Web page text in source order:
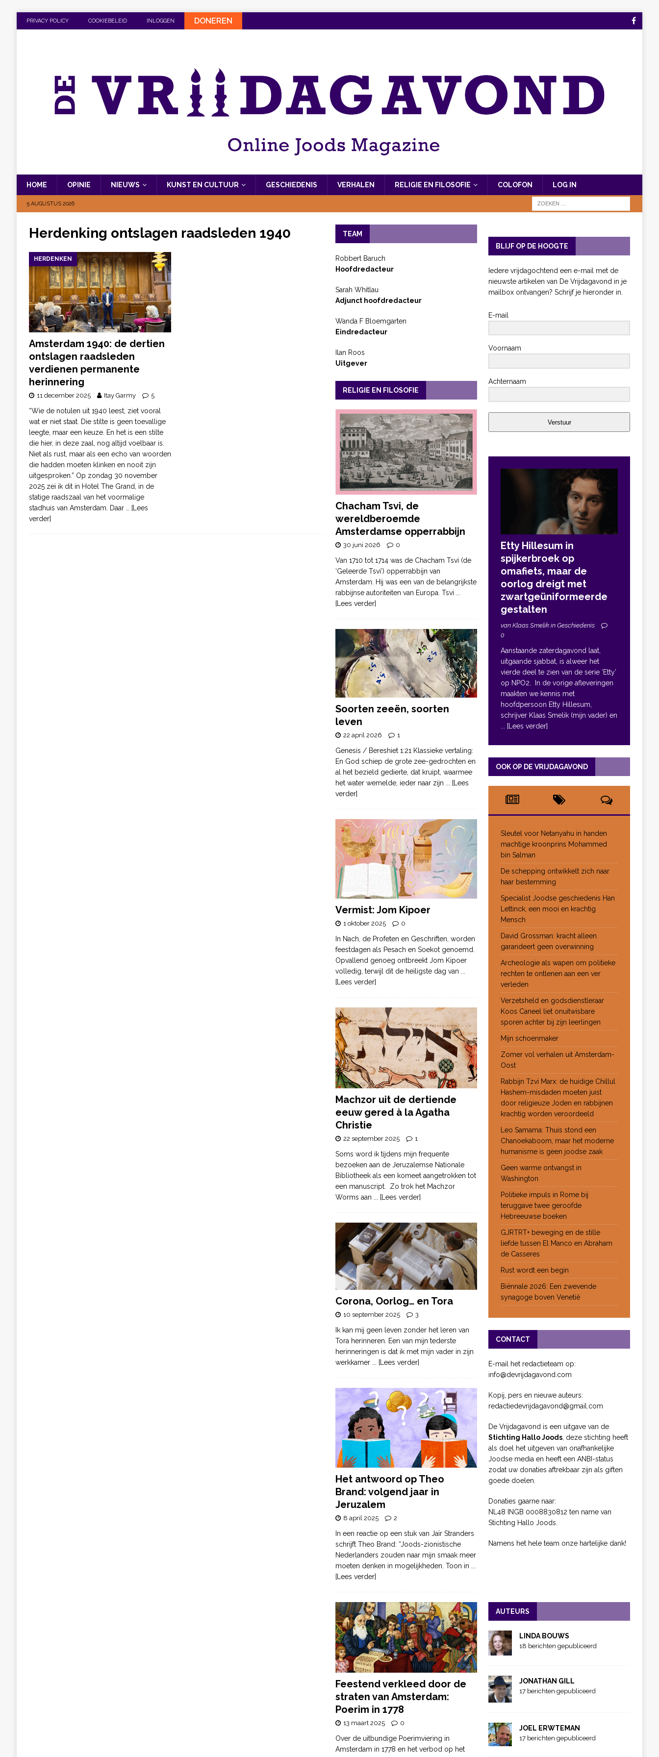
PRIVACY POLICY COOKIEBELEID INLOGGEN DONEREN
HOME OPINIE NIEUWS KUNST EN CULTUUR GESCHIEDENIS VERHALEN RELIGIE EN FILOSOFIE COLOFON LOG IN
5 AUGUSTUS 2026
Herdenking ontslagen raadsleden 1940
HERDENKEN
Amsterdam 1940: de dertien
ontslagen raadsleden
verdienen permanente
herinnering
11 december 2025 Itay Garmy 5
“Wie de notulen uit 1940 leest, ziet vooral
wat er niet staat. Die stilte is geen toevallige
leegte, maar een keuze. En het is een stilte
die hier, in deze zaal, nog altijd voelbaar is.
Niet als rust, maar als een echo van woorden
die hadden moeten klinken en nooit zijn
uitgesproken.” Op zondag 30 november
2025 zei ik dit in Hotel The Grand, in de
statige raadszaal van het voormalige
stadhuis van Amsterdam. Daar
… [Lees
verder]
TEAM
Robbert Baruch
Hoofdredacteur
Sarah Whitlau
Adjunct hoofdredacteur
Wanda F Bloemgarten
Eindredacteur
Ilan Roos
Uitgever
RELIGIE EN FILOSOFIE
Chacham Tsvi, de
wereldberoemde
Amsterdamse opperrabbijn
30 juni 2026 0
Van 1710 tot 1714 was de Chacham Tsvi (de
‘Geleerde Tsvi’) opperrabbijn van
Amsterdam. Hij was een van de belangrijkste
rabbijnse autoriteiten van Europa. Tsvi
[Lees verder]
Soorten zeeën, soorten
leven
22 april 2026 1
Genesis / Bereshiet 1:21 Klassieke vertaling:
En God schiep de grote zee-gedrochten en
al het bezield gedierte, dat kruipt, waarmee
het water wemelde, ieder naar zijn ... [Lees
verder]
Vermist: Jom Kipoer
1 oktober 2025 0
In Nach, de Profeten en Geschriften, worden
feestdagen als Pesach en Soekot genoemd.
Opvallend genoeg ontbreekt Jom Kipoer
volledig, terwijl dit de heiligste dag van
[Lees verder]
Machzor uit de dertiende
eeuw gered à la Agatha
Christie
22 september 2025 1
Soms word ik tijdens mijn frequente
bezoeken aan de Jeruzalemse Nationale
Bibliotheek als een komeet aangetrokken tot
een manuscript. Zo trok het Machzor
Worms aan ... [Lees verder]
Corona, Oorlog… en Tora
10 september 2025 3
Ik kan mij geen leven zonder het leren van
Tora herinneren. Een van mijn tederste
herinneringen is dat ik met mijn vader in zijn
werkkamer ... [Lees verder]
Het antwoord op Theo
Brand: volgend jaar in
Jeruzalem
8 april 2025 2
In een reactie op een stuk van Jaïr Stranders
schrijft Theo Brand: “Joods-zionistische
Nederlanders zouden naar mijn smaak meer
moeten denken in mogelijkheden. Toon in
[Lees verder]
Feestend verkleed door de
straten van Amsterdam:
Poerim in 1778
13 maart 2025 0
Over de uitbundige Poerimviering in
Amsterdam in 1778 en het verbod op het
BLIJF OP DE HOOGTE
Iedere vrijdagochtend een e-mail met de
nieuwste artikelen van De Vrijdagavond in je
mailbox ontvangen? Schrijf je hieronder in.
E-mail
Voornaam
Achternaam
Verstuur
Etty Hillesum in
spijkerbroek op
omafiets, maar de
oorlog dreigt met
zwartgeüniformeerde
gestalten
van Klaas Smelik in Geschiedenis
0
Aanstaande zaterdagavond laat,
uitgaande sjabbat, is alweer het
vierde deel te zien van de serie ‘Etty’
op NPO2. In de vorige afleveringen
maakten we kennis met
hoofdpersoon Etty Hillesum,
schrijver Klaas Smelik (mijn vader) en
... [Lees verder]
OOK OP DE VRIJDAGAVOND
Sleutel voor Netanyahu in handen
machtige kroonprins Mohammed
bin Salman
De schepping ontwikkelt zich naar
haar bestemming
Specialist Joodse geschiedenis Han
Lettinck, een mooi en krachtig
Mensch
David Grossman: kracht alleen
garandeert geen overwinning
Archeologie als wapen om politieke
rechten te ontlenen aan een ver
verleden
Verzetsheld en godsdienstleraar
Koos Caneel liet onuitwisbare
sporen achter bij zijn leerlingen
Mijn schoenmaker
Zomer vol verhalen uit Amsterdam-
Oost
Rabbijn Tzvi Marx: de huidige Chillul
Hashem-misdaden moeten juist
door religieuze Joden en rabbijnen
krachtig worden veroordeeld
Leo Samama: Thuis stond een
Chanoekaboom, maar het moderne
humanisme is geen joodse zaak
Geen warme ontvangst in
Washington
Politieke impuls in Rome bij
teruggave twee geroofde
Hebreeuwse boeken
GJRTRT+ beweging en de stille
liefde tussen El Manco en Abraham
de Casseres
Rust wordt een begin
Biënnale 2026: Een zwevende
synagoge boven Venetië
CONTACT
E-mail het redactieteam op:
info@devrijdagavond.com
Kopij, pers en nieuwe auteurs:
redactiedevrijdagavond@gmail.com
De Vrijdagavond is een uitgave van de
Stichting Hallo Joods, deze stichting heeft
als doel het uitgeven van onafhankelijke
Joodse media en heeft een ANBI-status
zodat uw donaties aftrekbaar zijn als giften
goede doelen.
Donaties gaarne naar:
NL48 INGB 0008830812 ten name van
Stichting Hallo Joods.
Namens het hele team onze hartelijke dank!
AUTEURS
LINDA BOUWS
18 berichten gepubliceerd
JONATHAN GILL
17 berichten gepubliceerd
JOEL ERWTEMAN
17 berichten gepubliceerd